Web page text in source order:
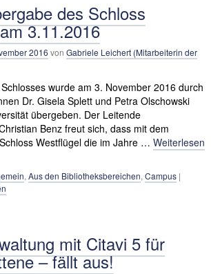
des Schloss
3.11.2016
2016 von Gabriele Leichert (Mitarbeiterin der
wurde am 3. November 2016 durch
Dr. Gisela Splett und Petra Olschowski
übergeben. Der Leitende
Benz freut sich, dass mit dem
Westflügel die im Jahre … Weiterlesen
, Aus den Bibliotheksbereichen, Campus |
mit Citavi 5 für
– fällt aus!